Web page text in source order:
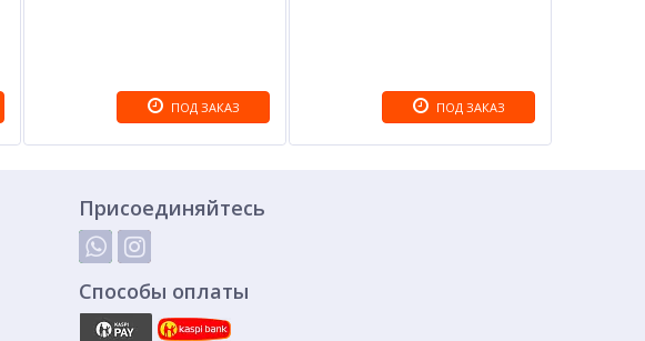
ПОД ЗАКАЗ ПОД ЗАКАЗ
Присоединяйтесь
Способы оплаты